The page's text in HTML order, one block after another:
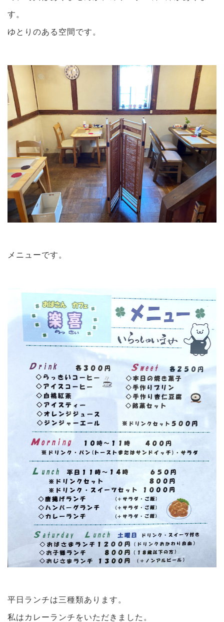
す。
ゆとりのある空間です。
メニューです。
平日ランチは三種類あります。
私はカレーランチをいただきました。